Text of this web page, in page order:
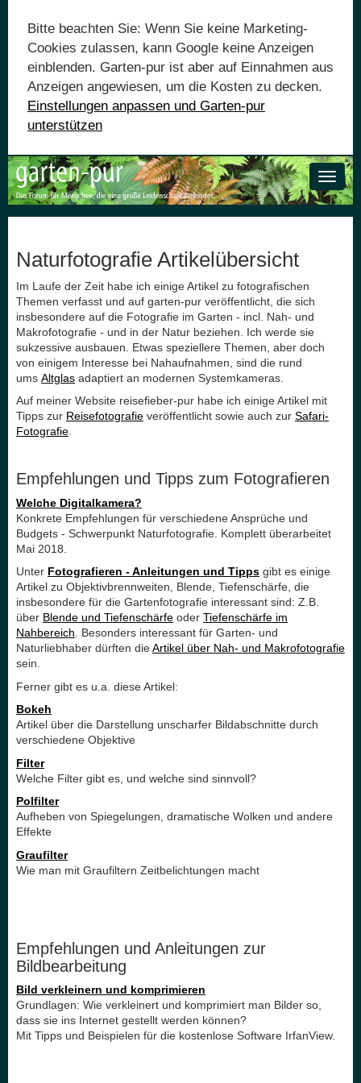
Bitte beachten Sie: Wenn Sie keine Marketing-
Cookies zulassen, kann Google keine Anzeigen
einblenden. Garten-pur ist aber auf Einnahmen aus
Anzeigen angewiesen, um die Kosten zu decken.
Einstellungen anpassen und Garten-pur
unterstützen
Toggle
Naturfotografie Artikelübersicht
Im Laufe der Zeit habe ich einige Artikel zu fotografischen
Themen verfasst und auf garten-pur veröffentlicht, die sich
insbesondere auf die Fotografie im Garten - incl. Nah- und
Makrofotografie - und in der Natur beziehen. Ich werde sie
sukzessive ausbauen. Etwas speziellere Themen, aber doch
von einigem Interesse bei Nahaufnahmen, sind die rund
ums Altglas adaptiert an modernen Systemkameras.
Auf meiner Website reisefieber-pur habe ich einige Artikel mit
Tipps zur Reisefotografie veröffentlicht sowie auch zur Safari-
Fotografie
Empfehlungen und Tipps zum Fotografieren
Welche Digitalkamera?
Konkrete Empfehlungen für verschiedene Ansprüche und
Budgets - Schwerpunkt Naturfotografie. Komplett überarbeitet
Mai 2018.
Unter Fotografieren - Anleitungen und Tipps gibt es einige
Artikel zu Objektivbrennweiten, Blende, Tiefenschärfe, die
insbesondere für die Gartenfotografie interessant sind: Z.B.
über Blende und Tiefenschärfe oder Tiefenschärfe im
Nahbereich . Besonders interessant für Garten- und
Naturliebhaber dürften dieArtikel über Nah- und Makrofotografie
sein.
Ferner gibt es u.a. diese Artikel:
Bokeh
Artikel über die Darstellung unscharfer Bildabschnitte durch
verschiedene Objektive
Filter
Welche Filter gibt es, und welche sind sinnvoll?
Polfilter
Aufheben von Spiegelungen, dramatische Wolken und andere
Effekte
Graufilter
Wie man mit Graufiltern Zeitbelichtungen macht
Empfehlungen und Anleitungen zur
Bildbearbeitung
Bild verkleinern und komprimieren
Grundlagen: Wie verkleinert und komprimiert man Bilder so,
dass sie ins Internet gestellt werden können?
Mit Tipps und Beispielen für die kostenlose Software IrfanView.